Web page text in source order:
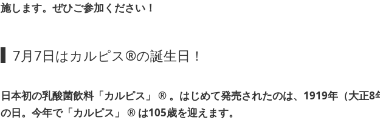
施します。ぜひご参加ください！
7月7日はカルピス®の誕生日！
日本初の乳酸菌飲料「カルピス」 ® 。はじめて発売されたのは、1919年（大正
の日。今年で「カルピス」 ® は105歳を迎えます。